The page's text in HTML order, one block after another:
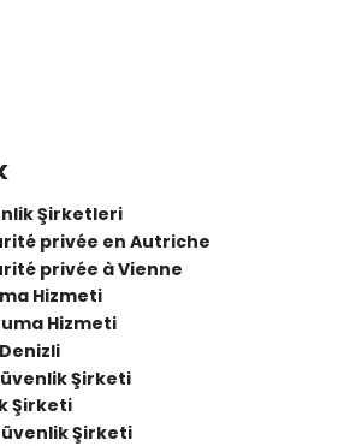
Şirketleri
privée en Autriche
privée à Vienne
Hizmeti
Hizmeti
Şirketi
Şirketi
Şirketi